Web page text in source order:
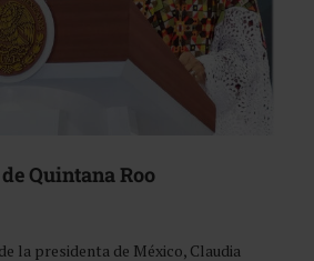
Quintana Roo
la presidenta de México, Claudia